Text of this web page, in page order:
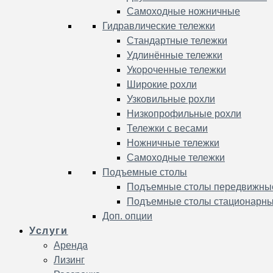
Самоходные ножничные
Гидравлические тележки
Стандартные тележки
Удлинённые тележки
Укороченные тележки
Широкие рохли
Узковильные рохли
Низкопрофильные рохли
Тележки с весами
Ножничные тележки
Самоходные тележки
Подъемные столы
Подъемные столы
Подъемные столы
Доп. опции
Услуги
Аренда
Лизинг